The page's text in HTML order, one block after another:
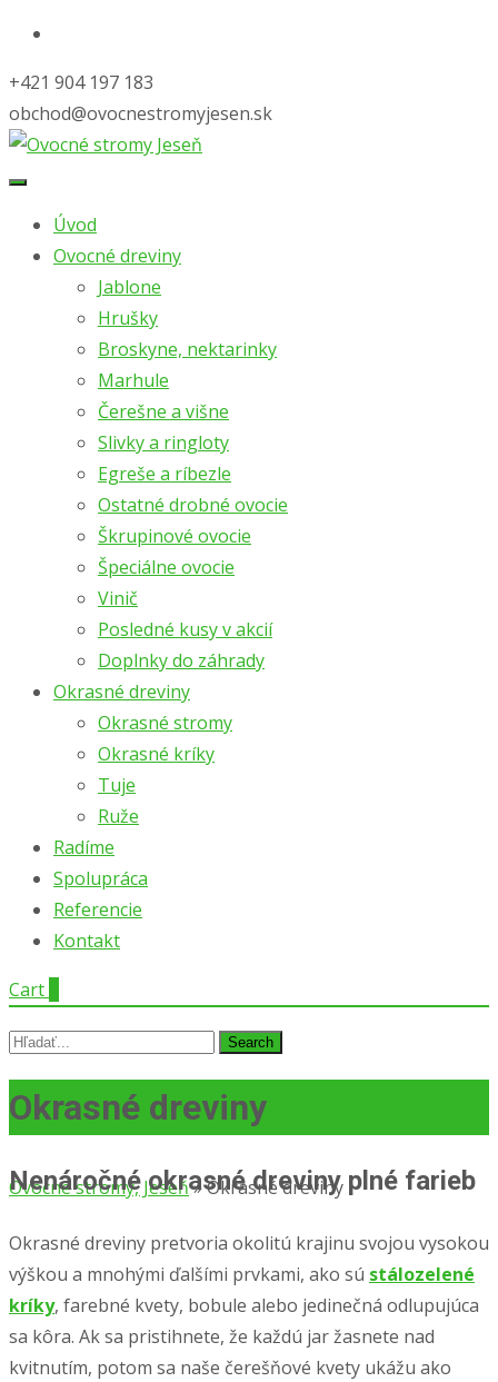
+421 904 197 183
obchod@ovocnestromyjesen.sk
Skip
contentÚvod
Ovocné dreviny
Jablone
Hrušky
Broskyne, nektarinky
Marhule
Čerešne a višne
Slivky a ringloty
Egreše a ríbezle
Ostatné drobné ovocie
Škrupinové ovocie
Špeciálne ovocie
Vinič
Posledné kusy v akcií
Doplnky do záhrady
Okrasné dreviny
Okrasné stromy
Okrasné kríky
Tuje
Ruže
Radíme
Spolupráca
Referencie
Kontakt
Cart
Search
Okrasné dreviny
Ovocné stromy, Jeseň»Okrasné dreviny
Nenáročné okrasné dreviny plné farieb
Okrasné dreviny pretvoria okolitú krajinu svojou vysokou
výškou a mnohými ďalšími prvkami, ako sú stálozelené
kríky, farebné kvety, bobule alebo jedinečná odlupujúca
sa kôra. Ak sa pristihnete, že každú jar žasnete nad
kvitnutím, potom sa naše čerešňové kvety ukážu ako